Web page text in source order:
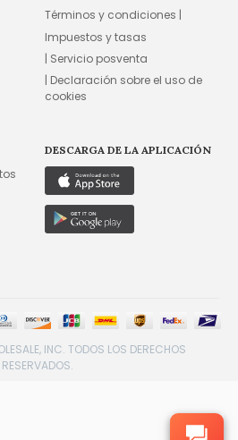
Términos y condiciones |
Impuestos y tasas
| Servicio posventa
| Declaración sobre el uso de
cookies
DESCARGA DE LA APLICACIÓN
INC. TODOS LOS DERECHOS
RESERVADOS.